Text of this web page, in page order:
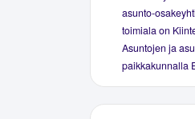
asunto-
toimiala on
Asuntojen ja
paikkakunnalla